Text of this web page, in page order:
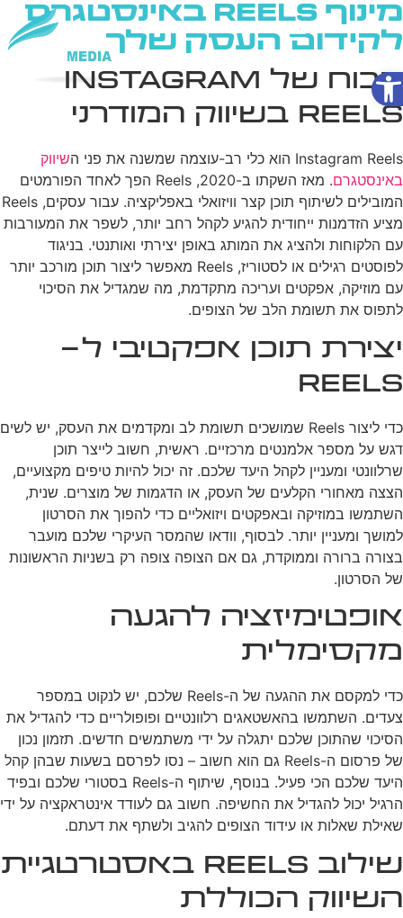
פתח סרגל נגישות
מינוף Reels באינסטגרם
לקידום העסק שלך
הכוח של Instagram
Reels בשיווק המודרני
Instagram Reels הוא כלי רב-עוצמה שמשנה את פני ה
שיווק
באינסטגרם
. מאז השקתו ב-2020, Reels הפך לאחד הפורמטים
המובילים לשיתוף תוכן קצר וויזואלי באפליקציה. עבור עסקים, Reels
מציע הזדמנות ייחודית להגיע לקהל רחב יותר, לשפר את המעורבות
עם הלקוחות ולהציג את המותג באופן יצירתי ואותנטי. בניגוד
לפוסטים רגילים או לסטוריז, Reels מאפשר ליצור תוכן מורכב יותר
עם מוזיקה, אפקטים ועריכה מתקדמת, מה שמגדיל את הסיכוי
לתפוס את תשומת הלב של הצופים.
יצירת תוכן אפקטיבי ל-
Reels
כדי ליצור Reels שמושכים תשומת לב ומקדמים את העסק, יש לשים
דגש על מספר אלמנטים מרכזיים. ראשית, חשוב לייצר תוכן
שרלוונטי ומעניין לקהל היעד שלכם. זה יכול להיות טיפים מקצועיים,
הצצה מאחורי הקלעים של העסק, או הדגמות של מוצרים. שנית,
השתמשו במוזיקה ובאפקטים ויזואליים כדי להפוך את הסרטון
למושך ומעניין יותר. לבסוף, וודאו שהמסר העיקרי שלכם מועבר
בצורה ברורה וממוקדת, גם אם הצופה צופה רק בשניות הראשונות
של הסרטון.
אופטימיזציה להגעה
מקסימלית
כדי למקסם את ההגעה של ה-Reels שלכם, יש לנקוט במספר
צעדים. השתמשו בהאשטאגים רלוונטיים ופופולריים כדי להגדיל את
הסיכוי שהתוכן שלכם יתגלה על ידי משתמשים חדשים. תזמון נכון
של פרסום ה-Reels גם הוא חשוב – נסו לפרסם בשעות שבהן קהל
היעד שלכם הכי פעיל. בנוסף, שיתוף ה-Reels בסטורי שלכם ובפיד
הרגיל יכול להגדיל את החשיפה. חשוב גם לעודד אינטראקציה על ידי
שאילת שאלות או עידוד הצופים להגיב ולשתף את דעתם.
שילוב Reels באסטרטגיית
השיווק הכוללת